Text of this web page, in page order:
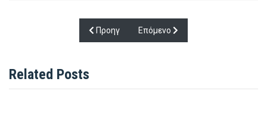
Προηγούμενο άρθρο: Συνοπτικοί Ετήσιοι
Προηγ Επόμενο άρθρο: Διακύρυξη
Επόμενο
Related Posts